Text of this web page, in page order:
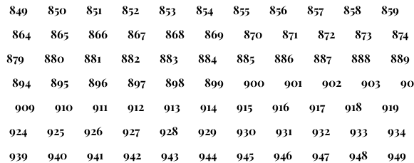
849 850 851 852 853 854 855 856 857 858
859
864 865 866 867 868 869 870 871 872 873
874
879 880 881 882 883 884 885 886 887 888
889
894 895 896 897 898 899 900 901 902 903
909 910 911 912 913 914 915 916 917 918
919
924 925 926 927 928 929 930 931 932 933
934
939 940 941 942 943 944 945 946 947 948 949